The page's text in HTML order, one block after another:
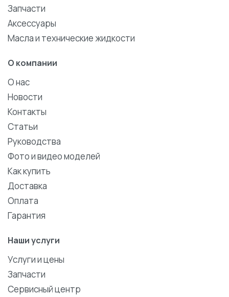
Запчасти
Аксессуары
Масла и технические жидкости
О компании
О нас
Новости
Контакты
Статьи
Руководства
Фото и видео моделей
Как купить
Доставка
Оплата
Гарантия
Наши услуги
Услуги и цены
Запчасти
Сервисный центр